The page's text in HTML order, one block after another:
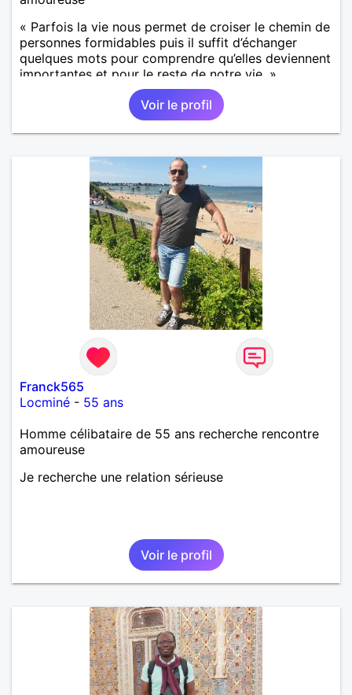
« Parfois la vie nous permet de croiser le chemin de
personnes formidables puis il suffit d’échanger
quelques mots pour comprendre qu’elles deviennent
importantes et pour le reste de notre vie. »
Voir le profil
Franck565
Locminé - 55 ans
Homme célibataire de 55 ans recherche rencontre
amoureuse
Je recherche une relation sérieuse
Voir le profil